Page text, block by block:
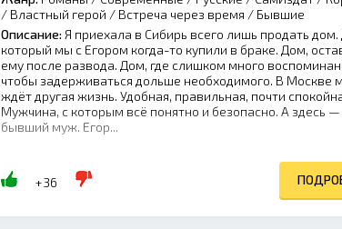
/ Властный герой / Встреча через время / Бывшие
Описание: Я приехала в Сибирь всего лишь продать
который мы с Егором когда-то купили в браке. Дом,
ему после развода. Дом, где слишком много
чтобы задерживаться дольше необходимого. В Москве
ждёт другая жизнь. Удобная, правильная, почти
Мужчина, с которым всё понятно и безопасно. А здесь —
бывший муж. Егор...
+36